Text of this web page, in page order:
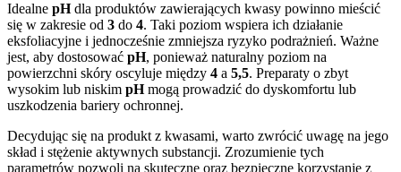
Idealne pHdla produktów zawierających kwasy powinno mieścić
się w zakresie od 3 do 4. Taki poziom wspiera ich działanie
eksfoliacyjne i jednocześnie zmniejsza ryzyko podrażnień. Ważne
jest, aby dostosować pH, ponieważ naturalny poziom na
powierzchni skóry oscyluje między 4 a 5,5. Preparaty o zbyt
wysokim lub niskim pHmogą prowadzić do dyskomfortu lub
uszkodzenia bariery ochronnej.
Decydując się na produkt z kwasami, warto zwrócić uwagę na jego
skład i stężenie aktywnych substancji. Zrozumienie tych
parametrów pozwoli na skuteczne oraz bezpieczne korzystanie z